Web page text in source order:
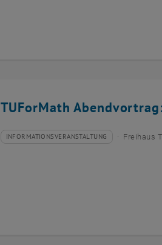
TUForMath
Veranstaltungstyp:
INFORMATIONSVERANSTALTUNG
Veranstaltungsort: Freihaus